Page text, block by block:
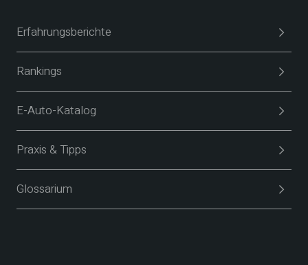
Erfahrungsberichte
Rankings
E-Auto-Katalog
Praxis & Tipps
Glossarium